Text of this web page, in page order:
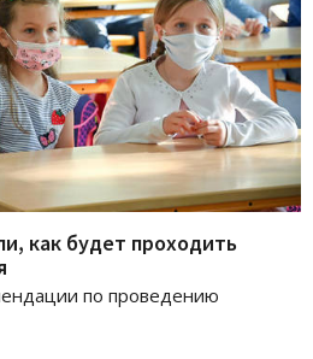
как будет проходить
по проведению